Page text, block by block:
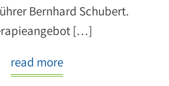
Bernhard Schubert.
[…]
read more